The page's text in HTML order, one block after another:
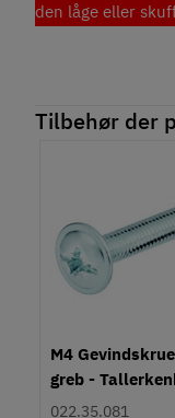
den låge eller
Tilbehør der
M4
greb -
- Krydskærv
022.35.081